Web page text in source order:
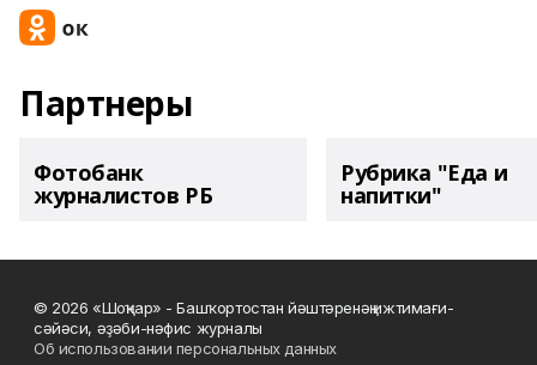
Партнеры
Фотобанк
журналистов РБ
Рубрика "Еда и
напитки"
© 2026 «Шоңҡар» - Башҡортостан йәштәренәң ижтимағи-
сәйәси, әҙәби-нәфис журналы
Об использовании персональных данных